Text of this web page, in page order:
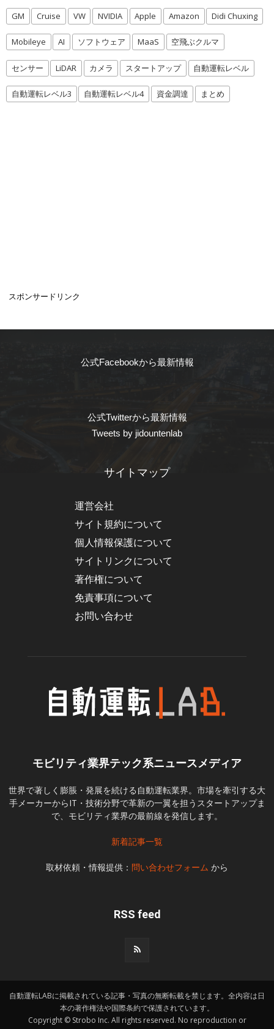
GM Cruise VW NVIDIA Apple Amazon Didi Chuxing
Mobileye AI ソフトウェア MaaS 空飛ぶクルマ
センサー LiDAR カメラ スタートアップ 自動運転レベル
自動運転レベル3 自動運転レベル4 資金調達 まとめ
スポンサードリンク
公式Facebookから最新情報
公式Twitterから最新情報
Tweets by jidountenlab
サイトマップ
運営会社
サイト規約について
個人情報保護について
サイトリンクについて
著作権について
免責事項について
お問い合わせ
モビリティ業界テック系ニュースメディア
世界で著しく膨脹・発展を続ける自動運転業界。市場を牽引する大
手メーカーからIT・技術分野で革新の一翼を担うスタートアップま
で、モビリティ業界の最前線を発信します。
新着記事一覧
取材依頼・情報提供： 問い合わせフォーム から
RSS feed
自動運転LABに掲載されている記事・写真の無断転載を禁じます。全内容は日
本の著作権法や国際条約で保護されています。
Copyright © Strobo Inc. All rights reserved. No reproduction or